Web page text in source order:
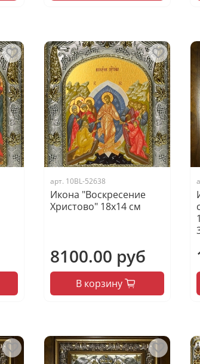
арт. 10BL-52638
Икона "Воскресение
Христово" 18х14 см
8100.00 руб
В корзину